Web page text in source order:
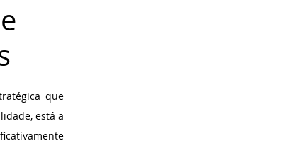
que
está a